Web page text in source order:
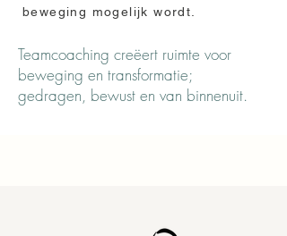
beweging mogelijk wordt.
​Teamcoaching creëert ruimte voor
beweging en transformatie;
gedragen, bewust en van binnenuit.